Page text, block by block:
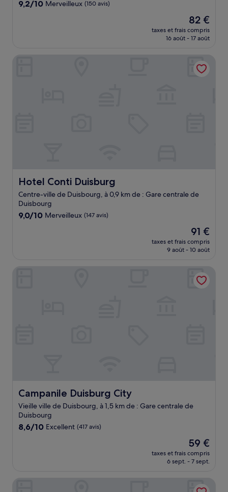
9.2
9,2/10 Merveilleux (150 avis)
Le
nouveau
prix
de
82 €
82 €
taxes et frais compris
16 août - 17 août
Hotel Conti Duisburg
Hotel Conti Duisburg
Centre-ville de Duisbourg, à 0,9 km de : Gare centrale de
Duisbourg
9.0
9,0/10 Merveilleux (147 avis)
Le
nouveau
prix
de
91 €
91 €
taxes et frais compris
9 août - 10 août
Campanile Duisburg City
Campanile Duisburg City
Vieille ville de Duisbourg, à 1,5 km de : Gare centrale de
Duisbourg
8.6
8,6/10 Excellent (417 avis)
Le
nouveau
prix
de
59 €
59 €
taxes et frais compris
6 sept. - 7 sept.